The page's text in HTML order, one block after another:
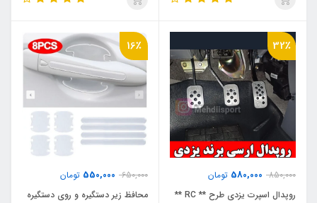
32٪
850,000
580,000 تومان
روپدال اسپرت یزدی طرح ** RC **
16٪
650,000
550,000 تومان
محافظ زیر دستگیره و روی دستگیره